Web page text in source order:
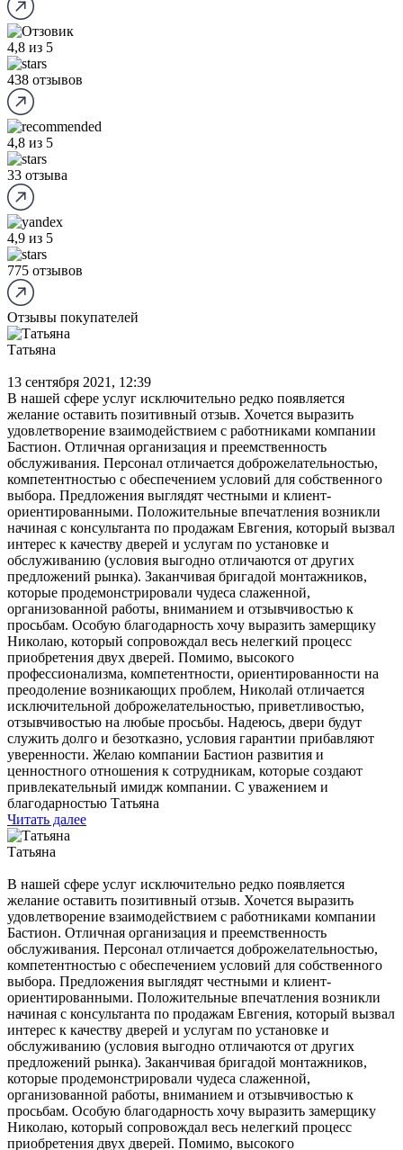
4,8 из 5
438 отзывов
4,8 из 5
33 отзыва
4,9 из 5
775 отзывов
Отзывы покупателей
Татьяна
13 сентября 2021, 12:39
В нашей сфере услуг исключительно редко появляется
желание оставить позитивный отзыв. Хочется выразить
удовлетворение взаимодействием с работниками компании
Бастион. Отличная организация и преемственность
обслуживания. Персонал отличается доброжелательностью,
компетентностью с обеспечением условий для собственного
выбора. Предложения выглядят честными и клиент-
ориентированными. Положительные впечатления возникли
начиная с консультанта по продажам Евгения, который вызвал
интерес к качеству дверей и услугам по установке и
обслуживанию (условия выгодно отличаются от других
предложений рынка). Заканчивая бригадой монтажников,
которые продемонстрировали чудеса слаженной,
организованной работы, вниманием и отзывчивостью к
просьбам. Особую благодарность хочу выразить замерщику
Николаю, который сопровождал весь нелегкий процесс
приобретения двух дверей. Помимо, высокого
профессионализма, компетентности, ориентированности на
преодоление возникающих проблем, Николай отличается
исключительной доброжелательностью, приветливостью,
отзывчивостью на любые просьбы. Надеюсь, двери будут
служить долго и безотказно, условия гарантии прибавляют
уверенности. Желаю компании Бастион развития и
ценностного отношения к сотрудникам, которые создают
привлекательный имидж компании. С уважением и
благодарностью Татьяна
Читать далее
Татьяна
В нашей сфере услуг исключительно редко появляется
желание оставить позитивный отзыв. Хочется выразить
удовлетворение взаимодействием с работниками компании
Бастион. Отличная организация и преемственность
обслуживания. Персонал отличается доброжелательностью,
компетентностью с обеспечением условий для собственного
выбора. Предложения выглядят честными и клиент-
ориентированными. Положительные впечатления возникли
начиная с консультанта по продажам Евгения, который вызвал
интерес к качеству дверей и услугам по установке и
обслуживанию (условия выгодно отличаются от других
предложений рынка). Заканчивая бригадой монтажников,
которые продемонстрировали чудеса слаженной,
организованной работы, вниманием и отзывчивостью к
просьбам. Особую благодарность хочу выразить замерщику
Николаю, который сопровождал весь нелегкий процесс
приобретения двух дверей. Помимо, высокого